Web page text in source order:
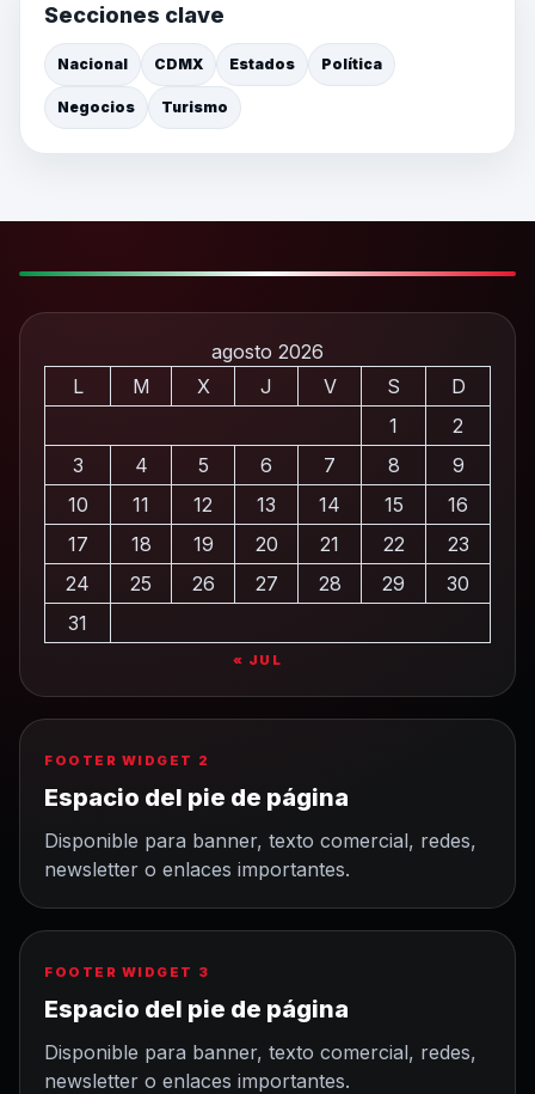
Secciones clave
Nacional CDMX Estados Política
Negocios Turismo
agosto 2026
L
M X J V S
D
1
2
3
4 5 6 7 8
9
10
11 12 13 14 15
16
17
18 19 20 21 22
23
24
25 26 27 28 29
30
31
« JUL
FOOTER WIDGET 2
Espacio del pie de página
Disponible para banner, texto comercial, redes,
newsletter o enlaces importantes.
FOOTER WIDGET 3
Espacio del pie de página
Disponible para banner, texto comercial, redes,
newsletter o enlaces importantes.